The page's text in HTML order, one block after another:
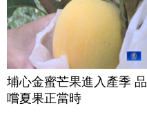
埔心金蜜芒果進入產季 品
嚐夏果正當時